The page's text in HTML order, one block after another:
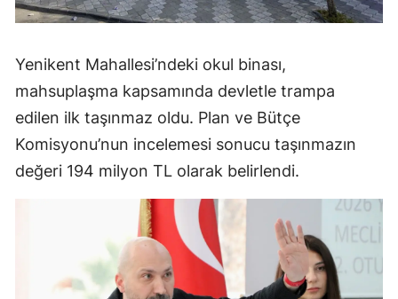
Yenikent Mahallesi’ndeki okul binası,
mahsuplaşma kapsamında devletle trampa
edilen ilk taşınmaz oldu. Plan ve Bütçe
Komisyonu’nun incelemesi sonucu taşınmazın
değeri 194 milyon TL olarak belirlendi.